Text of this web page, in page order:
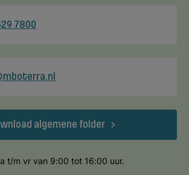
7800
algemene folder
t/m vr van 9:00 tot 16:00 uur.